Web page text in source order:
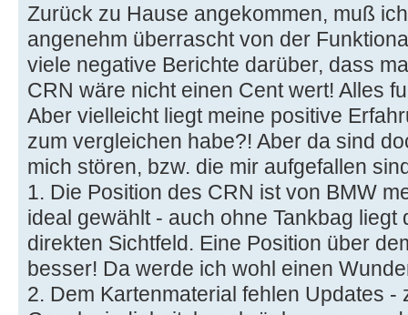
Zurück zu Hause angekommen, muß
angenehm überrascht von der
viele negative Berichte darüber, dass
CRN wäre nicht einen Cent wert! Alles
Aber vielleicht liegt meine positive
zum vergleichen habe?! Aber da sind
mich stören, bzw. die mir aufgefallen
1. Die Position des CRN ist von BMW
ideal gewählt - auch ohne Tankbag liegt
direkten Sichtfeld. Eine Position über
besser! Da werde ich wohl einen
2. Dem Kartenmaterial fehlen Updates -